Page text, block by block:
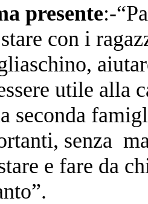
presente:-
con i
utile alla
seconda
senza
e fare da